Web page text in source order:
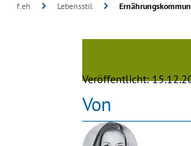
f.eh Lebensstil
©
Veröffentlicht:
Von